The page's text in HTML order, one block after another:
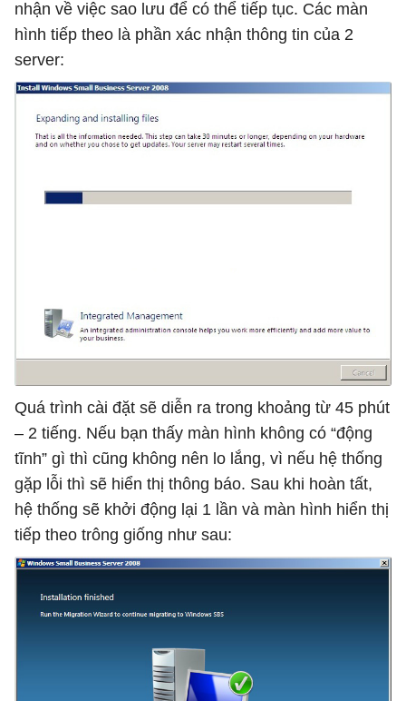
nhận về việc sao lưu để có thể tiếp tục. Các màn
hình tiếp theo là phần xác nhận thông tin của 2
server:
Quá trình cài đặt sẽ diễn ra trong khoảng từ 45 phút
– 2 tiếng. Nếu bạn thấy màn hình không có “động
tĩnh” gì thì cũng không nên lo lắng, vì nếu hệ thống
gặp lỗi thì sẽ hiển thị thông báo. Sau khi hoàn tất,
hệ thống sẽ khởi động lại 1 lần và màn hình hiển thị
tiếp theo trông giống như sau: